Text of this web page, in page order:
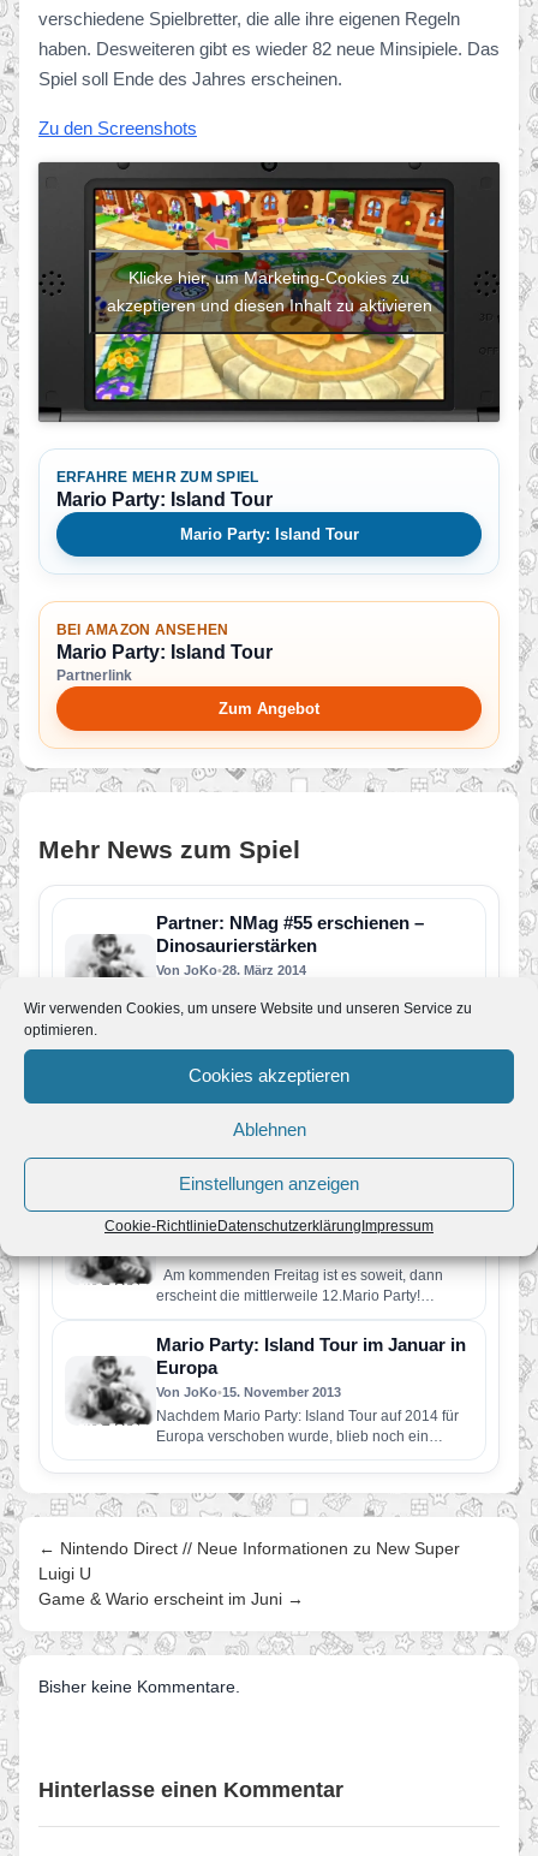
Wir verwenden Cookies, um unsere Website und unseren Service zu
optimieren.
Cookies akzeptieren
Ablehnen
Einstellungen anzeigen
Cookie-RichtlinieDatenschutzerklärungImpressum
verschiedene Spielbretter, die alle ihre eigenen Regeln
haben. Desweiteren gibt es wieder 82 neue Minsipiele. Das
Spiel soll Ende des Jahres erscheinen.
Zu den Screenshots
Klicke hier, um Marketing-Cookies zu
akzeptieren und diesen Inhalt zu aktivieren
ERFAHRE MEHR ZUM SPIEL
Mario Party: Island Tour
Mario Party: Island Tour
BEI AMAZON ANSEHEN
Mario Party: Island Tour
Partnerlink
Zum Angebot
Mehr News zum Spiel
Partner: NMag #55 erschienen –
Dinosaurierstärken
Von JoKo•28. März 2014
Frühlingstemperaturen abgelöst, die Tage
Party: Island Tour
Morgen ist es soweit und Mario Party: Island
Tour erscheint auch in Europa. Nintendo hat nun
noch eine…
neue Mario Party!
Am kommenden Freitag ist es soweit, dann
erscheint die mittlerweile 12.Mario Party!
Während die ersten 10. Mario…
Mario Party: Island Tour im Januar in
Europa
Von JoKo•15. November 2013
Nachdem Mario Party: Island Tour auf 2014 für
Europa verschoben wurde, blieb noch ein
genaues Datum aus. Nun…
← Nintendo Direct // Neue Informationen zu New Super
Luigi U
Game & Wario erscheint im Juni →
Bisher keine Kommentare.
Hinterlasse einen Kommentar